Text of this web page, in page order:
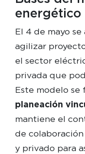
energético
El 4 de mayo
agilizar
el sector
privada que
Este modelo se
planeación
mantiene el
de
y privado para